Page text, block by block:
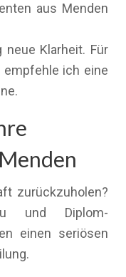
aus Menden
Klarheit. Für
ich eine
zurückzuholen?
und Diplom-
einen seriösen